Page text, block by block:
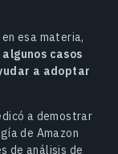
esa materia,
casos
a adoptar
a demostrar
de Amazon
de análisis de